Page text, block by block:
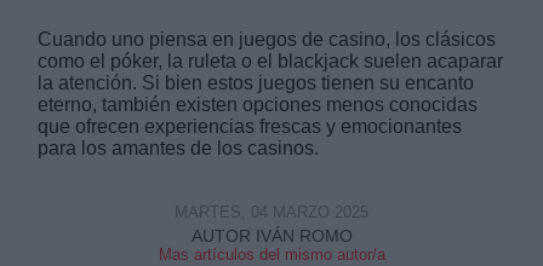
Cuando uno piensa en juegos de casino, los clásicos
como el póker, la ruleta o el blackjack suelen acaparar
la atención. Si bien estos juegos tienen su encanto
eterno, también existen opciones menos conocidas
que ofrecen experiencias frescas y emocionantes
para los amantes de los casinos.
AUTOR IVÁN ROMO
Mas artículos del mismo autor/a
MARTES, 04 MARZO 2025